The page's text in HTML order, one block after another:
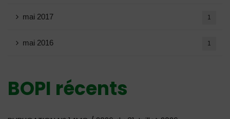
mai 2017 1
mai 2016 1
BOPI récents